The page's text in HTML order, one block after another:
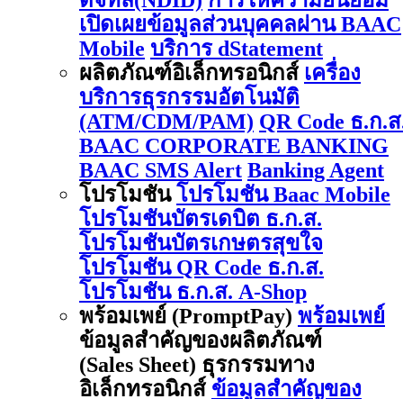
เปิดเผยข้อมูลส่วนบุคคลผ่าน BAAC
Mobile บริการ dStatement
ผลิตภัณฑ์อิเล็กทรอนิกส์ เครื่อง
บริการธุรกรรมอัตโนมัติ
(ATM/CDM/PAM) QR Code ธ.ก.
BAAC CORPORATE BANKING
BAAC SMS Alert Banking Agent
โปรโมชัน โปรโมชัน Baac Mobile
โปรโมชันบัตรเดบิต ธ.ก.ส.
โปรโมชันบัตรเกษตรสุขใจ
โปรโมชัน QR Code ธ.ก.ส.
โปรโมชัน ธ.ก.ส. A-Shop
พร้อมเพย์ (PromptPay) พร้อมเพย์
ข้อมูลสำคัญของผลิตภัณฑ์
(Sales Sheet) ธุรกรรมทาง
อิเล็กทรอนิกส์ ข้อมูลสำคัญของ